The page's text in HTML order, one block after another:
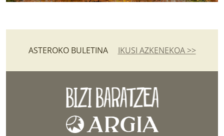
ASTEROKO BULETINA IKUSI AZKENEKOA >>